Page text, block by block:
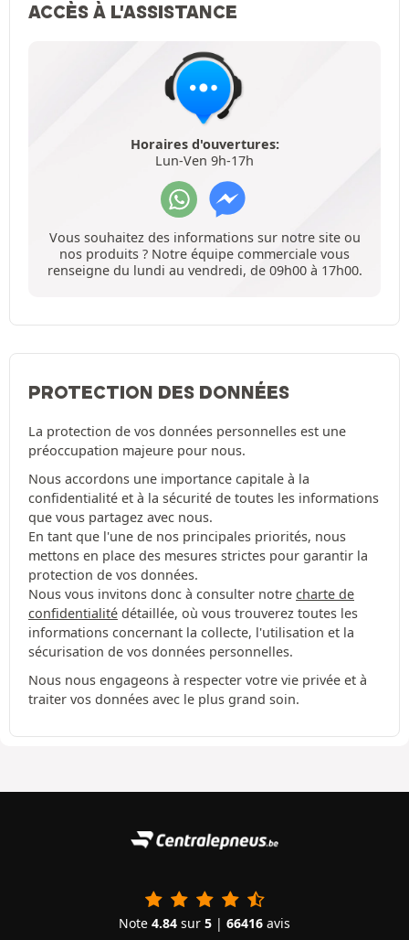
ACCÈS À L'ASSISTANCE
Horaires d'ouvertures:
Lun-Ven 9h-17h
Vous souhaitez des informations sur notre site ou
nos produits ? Notre équipe commerciale vous
renseigne du lundi au vendredi, de 09h00 à 17h00.
PROTECTION DES DONNÉES
La protection de vos données personnelles est une
préoccupation majeure pour nous.
Nous accordons une importance capitale à la
confidentialité et à la sécurité de toutes les informations
que vous partagez avec nous.
En tant que l'une de nos principales priorités, nous
mettons en place des mesures strictes pour garantir la
protection de vos données.
Nous vous invitons donc à consulter notre charte de
confidentialité détaillée, où vous trouverez toutes les
informations concernant la collecte, l'utilisation et la
sécurisation de vos données personnelles.
Nous nous engageons à respecter votre vie privée et à
traiter vos données avec le plus grand soin.
Note 4.84 sur 5 | 66416 avis